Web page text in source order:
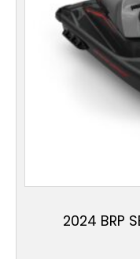
2024 BRP